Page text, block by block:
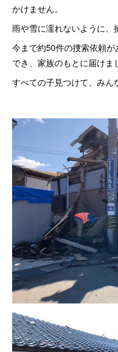
かけません。
雨や雪に濡れないように、
今まで約50件の捜索依頼
でき、家族のもとに届けま
すべての子見つけて、みん